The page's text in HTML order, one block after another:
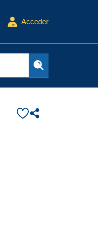
Acceder